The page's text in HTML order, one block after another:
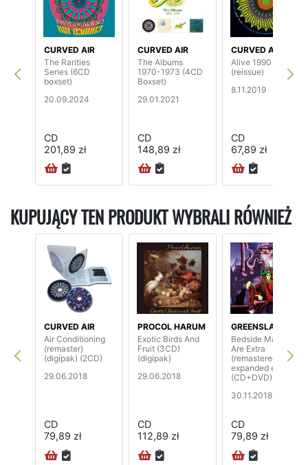
CURVED AIR
The Rarities
Series (6CD
boxset)
20.09.2024
CD
201,89 zł
CURVED AIR
The Albums
1970-1973 (4CD
Boxset)
29.01.2021
CD
148,89 zł
CURVED AIR
Alive 1990
(reissue)
8.11.2019
CD
67,89 zł
KUPUJĄCY TEN PRODUKT WYBRALI RÓWNIEŻ
CURVED AIR
Air Conditioning
(remaster)
(digipak) (2CD)
29.06.2018
CD
79,89 zł
PROCOL HARUM
Exotic Birds And
Fruit (3CD)
(digipak)
29.06.2018
CD
112,89 zł
GREENSLADE
Bedside Manners
Are Extra
(remastered &
expanded edition)
(CD+DVD)
30.11.2018
CD
79,89 zł